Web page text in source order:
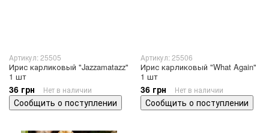
Артикул: 25505
Ирис карликовый "Jazzamatazz"
1 шт
36 грн Нет в наличии
Сообщить о поступлении
Артикул: 25506
Ирис карликовый "What Again"
1 шт
36 грн Нет в наличии
Сообщить о поступлении